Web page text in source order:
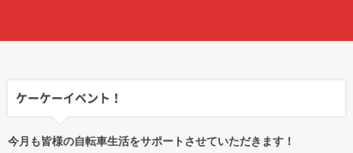
ケーケーイベント！
今月も皆様の自転車生活をサポートさせていただきます！